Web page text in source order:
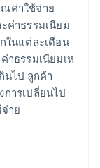
ค่าใช้จ่าย
ค่าธรรมเนียม
ในแต่ละเดือน
าธรรมเนียมเห
นไป ลูกค้า
ารเปลี่ยนไป
าย